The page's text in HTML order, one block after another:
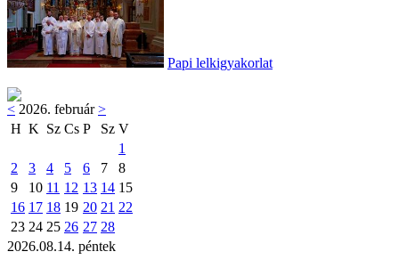
Papi lelkigyakorlat
< 2026. február>
H K Sz Cs P Sz V
1
2
3 4 5 6 7
8
9
10 11 12 13 14 15
16 17 18 19 20 21 22
23 24 25 26 27 28
2026.08.14. péntek